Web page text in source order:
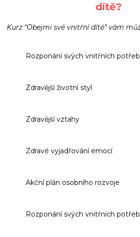
dítě?
Kurz “Obejmi své vnitřní dítě” vám
Rozponání svých vnitřních
Zdravější životní styl
Zdravější vztahy
Zdravé vyjadřování emocí
Akční plán osobního rozvoje
Rozponání svých vnitřních